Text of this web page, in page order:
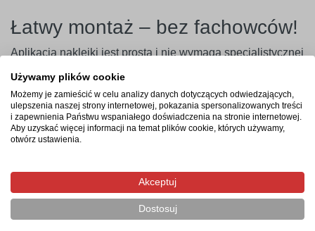
Łatwy montaż – bez fachowców!
Aplikacja naklejki jest prosta i nie wymaga specjalistycznej
naklejkę na wybraną powierzchnię, a następnie zdjąć folię
transportową – i gotowe. Aby uzyskać najlepszy efekt,
zaleca się użycie naklejki w ciągu 14 dni od zakupu.
farbami o wysokiej zawartości lateksu (np. ceramicznymi,
plamoodpornymi) zalecamy wcześniejsze
przeprowadzenie próby przyczepności. Producent nie
Używamy plików cookie
Możemy je zamieścić w celu analizy danych dotyczących odwiedzających,
ulepszenia naszej strony internetowej, pokazania spersonalizowanych treści
i zapewnienia Państwu wspaniałego doświadczenia na stronie internetowej.
Aby uzyskać więcej informacji na temat plików cookie, których używamy,
otwórz ustawienia.
Akceptuj
Dostosuj